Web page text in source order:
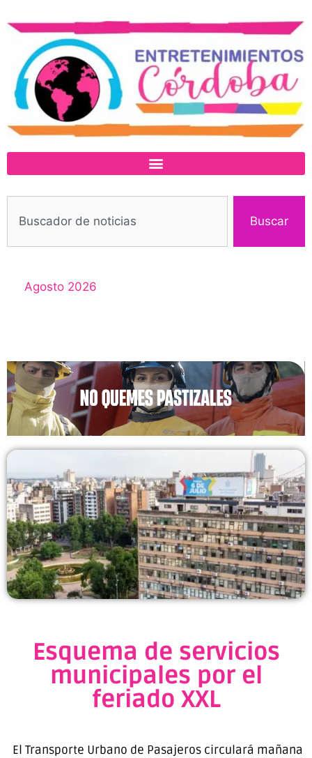
Buscar
Agosto 2026
Esquema de servicios
municipales por el
feriado XXL
El Transporte Urbano de Pasajeros circulará mañana